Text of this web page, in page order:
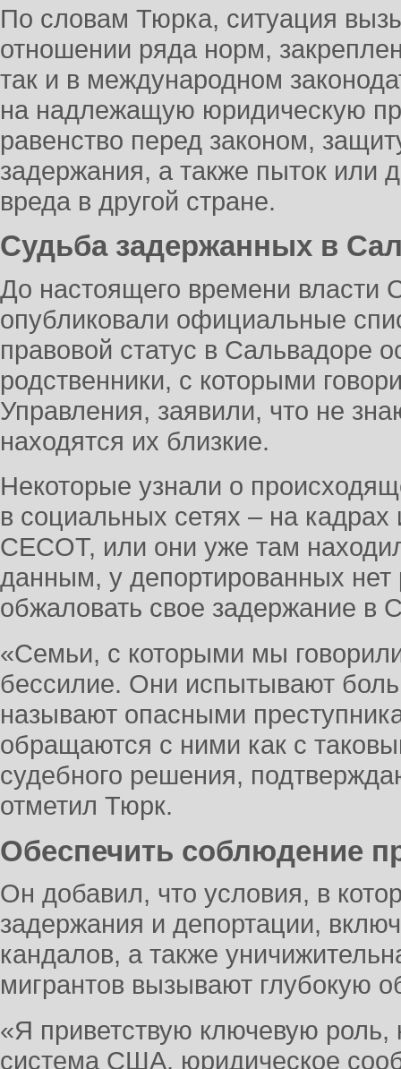
По словам Тюрка, ситуация
отношении ряда норм,
так и в международном
на надлежащую юридическую
равенство перед законом,
задержания, а также пыток или
вреда в другой стране.
Судьба задержанных в
До настоящего времени
опубликовали официальные
правовой статус в Сальвадоре
родственники, с которыми
Управления, заявили, что не
находятся их близкие.
Некоторые узнали о
в социальных сетях – на кадрах
CECOT, или они уже там
данным, у депортированных нет
обжаловать свое задержание в
«Семьи, с которыми мы
бессилие. Они испытывают боль
называют опасными
обращаются с ними как с
судебного решения,
отметил Тюрк.
Обеспечить соблюдение
Он добавил, что условия, в
задержания и депортации,
кандалов, а также
мигрантов вызывают глубокую
«Я приветствую ключевую роль,
система США, юридическое